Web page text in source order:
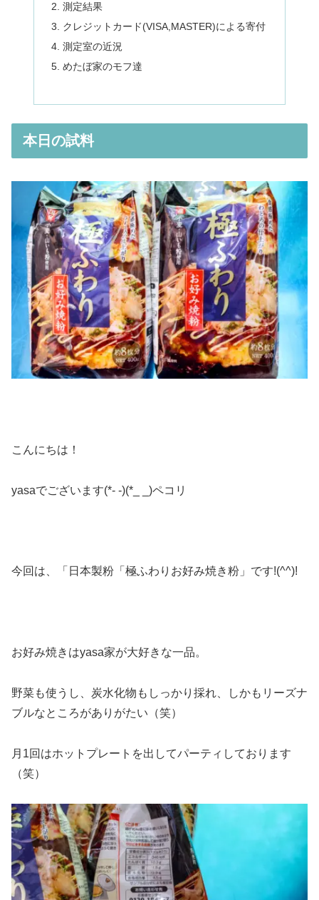
測定結果
クレジットカード(VISA,MASTER)による寄付
測定室の近況
めたぼ家のモフ達
本日の試料
こんにちは！
yasaでございます(*- -)(*_ _)ペコリ
今回は、「日本製粉「極ふわりお好み焼き粉」です!(^^)!
お好み焼きはyasa家が大好きな一品。
野菜も使うし、炭水化物もしっかり採れ、しかもリーズナ
ブルなところがありがたい（笑）
月1回はホットプレートを出してパーティしております
（笑）